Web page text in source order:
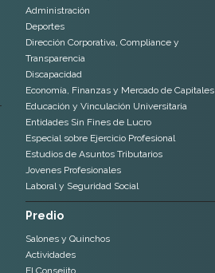
Administración
Deportes
Dirección Corporativa, Compliance y
Transparencia
Discapacidad
Economía, Finanzas y Mercado de Capitales
Educación y Vinculación Universitaria
Entidades Sin Fines de Lucro
Especial sobre Ejercicio Profesional
Estudios de Asuntos Tributarios
Jovenes Profesionales
Laboral y Seguridad Social
Predio
Salones y Quinchos
Actividades
El Consejito